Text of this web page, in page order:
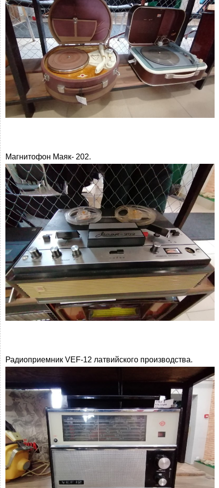
Магнитофон Маяк- 202.
Радиоприемник VEF-12 латвийского производства.